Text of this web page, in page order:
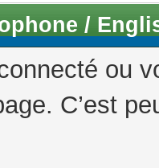
/
ou
C’est